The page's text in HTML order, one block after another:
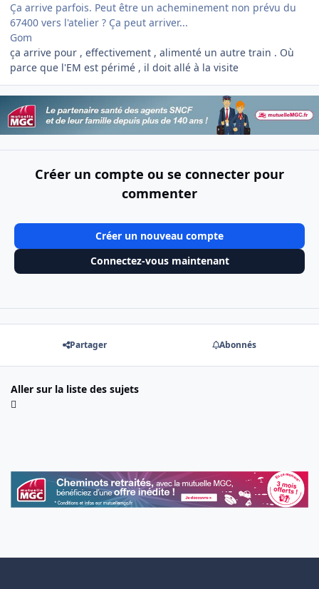
Ça arrive parfois. Peut être un acheminement non prévu du
67400 vers l'atelier ? Ça peut arriver...
Gom
ça arrive pour , effectivement , alimenté un autre train . Où
parce que l'EM est périmé , il doit allé à la visite
Créer un compte ou se connecter pour
commenter
Créer un nouveau compte
Connectez-vous maintenant
Partager Abonnés
Aller sur la liste des sujets